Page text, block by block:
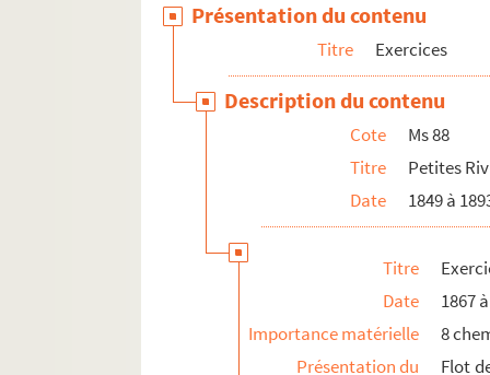
Présentation du contenu
Titre Exercices
Description du contenu
Cote
Ms 88
Titre
Petites
Date
1849 à
Titre
Date
1867
Importance matérielle
8
Présentation du
Flot